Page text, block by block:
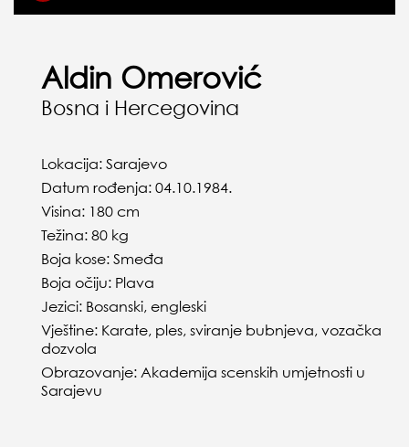
Aldin Omerović
Bosna i Hercegovina
Lokacija: Sarajevo
Datum rođenja: 04.10.1984.
Visina: 180 cm
Težina: 80 kg
Boja kose: Smeđa
Boja očiju: Plava
Jezici: Bosanski, engleski
Vještine: Karate, ples, sviranje bubnjeva, vozačka
dozvola
Obrazovanje: Akademija scenskih umjetnosti u
Sarajevu